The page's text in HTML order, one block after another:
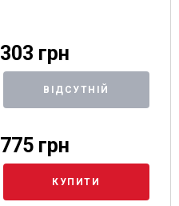
303 грн
ВІДСУТНІЙ
775 грн
КУПИТИ